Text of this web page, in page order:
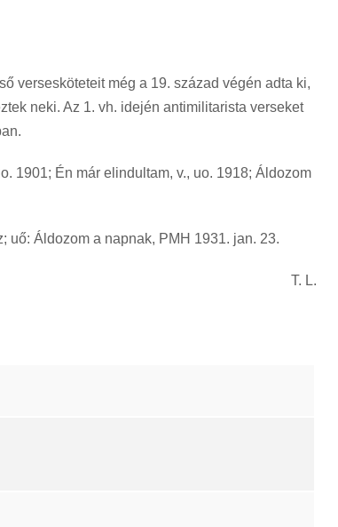
versesköteteit még a 19. század végén adta ki,
neki. Az 1. vh. idején antimilitarista verseket
1901; Én már elindultam, v., uo. 1918; Áldozom
uő: Áldozom a napnak, PMH 1931. jan. 23.
T. L.